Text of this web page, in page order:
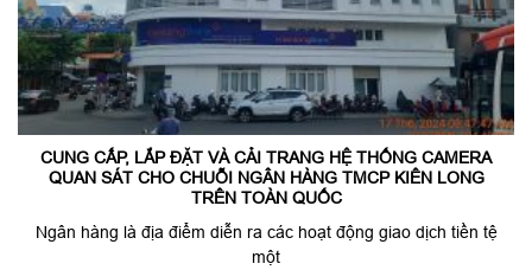
CUNG CẤP, LẮP ĐẶT VÀ CẢI TRANG HỆ THỐNG CAMERA
QUAN SÁT CHO CHUỖI NGÂN HÀNG TMCP KIÊN LONG
TRÊN TOÀN QUỐC
Ngân hàng là địa điểm diễn ra các hoạt động giao dịch tiền tệ
một